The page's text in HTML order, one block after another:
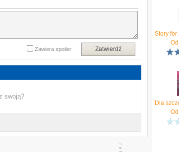
będę usypiała spokojniej…”
Zatwierdź
Zawiera spoiler
swoją?
Od
Od